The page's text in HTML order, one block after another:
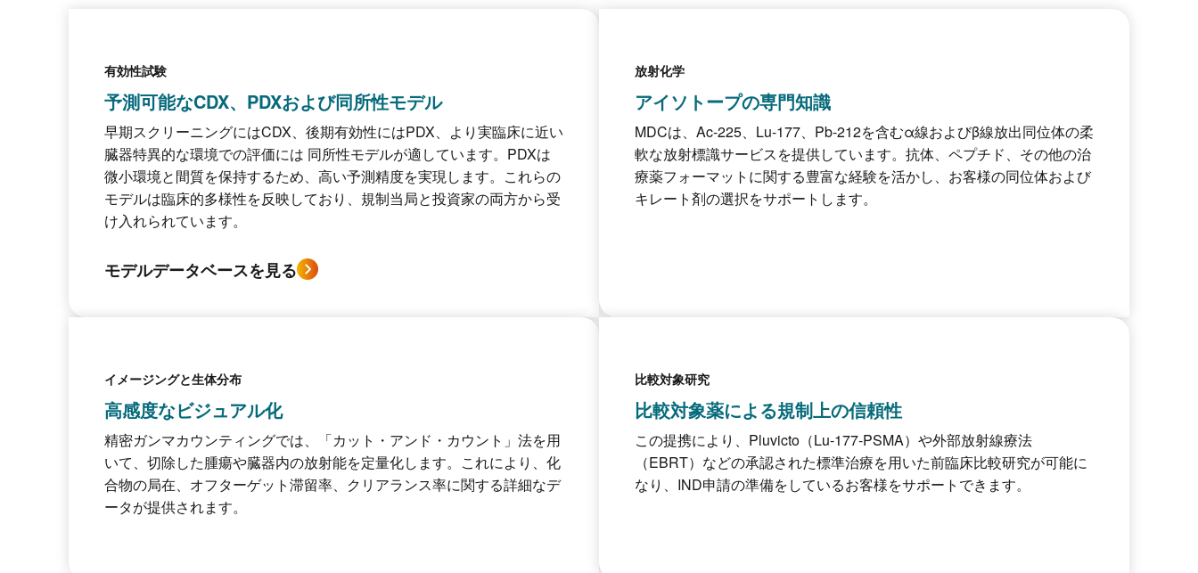
有効性試験
予測可能なCDX、PDXおよび同所性モデル
早期スクリーニングにはCDX、後期有効性にはPDX、より実臨床に近い
臓器特異的な環境での評価には 同所性モデルが適しています。PDXは
微小環境と間質を保持するため、高い予測精度を実現します。これらの
モデルは臨床的多様性を反映しており、規制当局と投資家の両方から受
け入れられています。
モデルデータベースを見る
放射化学
アイソトープの専門知識
MDCは、Ac-225、Lu-177、Pb-212を含むα線およびβ線放出同位体の柔
軟な放射標識サービスを提供しています。抗体、ペプチド、その他の治
療薬フォーマットに関する豊富な経験を活かし、お客様の同位体および
キレート剤の選択をサポートします。
イメージングと生体分布
高感度なビジュアル化
精密ガンマカウンティングでは、「カット・アンド・カウント」法を用
いて、切除した腫瘍や臓器内の放射能を定量化します。これにより、化
合物の局在、オフターゲット滞留率、クリアランス率に関する詳細なデ
ータが提供されます。
比較対象研究
比較対象薬による規制上の信頼性
この提携により、Pluvicto（Lu-177-PSMA）や外部放射線療法
（EBRT）などの承認された標準治療を用いた前臨床比較研究が可能に
なり、IND申請の準備をしているお客様をサポートできます。